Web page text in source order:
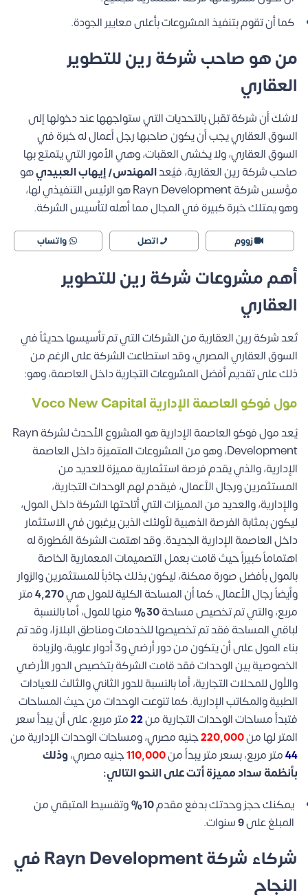
كما أن تقوم بتنفيذ المشروعات بأعلى معايير الجودة.
من هو صاحب شركة رين للتطوير
العقاري
لاشك أن شركة تقبل بالتحديات التي ستواجهها عند دخولها إلى
السوق العقاري يجب أن يكون صاحبها رجل أعمال له خبرة في
السوق العقاري، ولا يخشى العقبات، وهي الأمور التي يتمتع بها
صاحب شركة رين العقارية، فيُعدالمهندس/ إيهاب العبيديهو
مؤسس شركة Rayn Development هو الرئيس التنفيذي لها،
وهو يمتلك خبرة كبيرة في المجال مما أهله لتأسيس الشركة.
زووم اتصل واتساب
أهم مشروعات شركة رين للتطوير
العقاري
تُعد شركة رين العقارية من الشركات التي تم تأسيسها حديثاً في
السوق العقاري المصري، وقد استطاعت الشركة على الرغم من
ذلك على تقديم أفضل المشروعات التجارية داخل العاصمة، وهو:
مول فوكو العاصمة الإدارية
يُعد مول فوكو العاصمة الإدارية هو المشروع الأحدث لشركة Rayn
Development، وهو من المشروعات المتميزة داخل العاصمة
الإدارية، والذي يقدم فرصة استثمارية مميزة للعديد من
المستثمرين ورجال الأعمال، فيقدم لهم الوحدات التجارية،
والإدارية، والعديد من المميزات التي أتاحتها الشركة داخل المول،
ليكون بمثابة الفرصة الذهبية لأولئك الذين يرغبون في الاستثمار
داخل العاصمة الإدارية الجديدة.وقد اهتمت الشركة المُطورة له
اهتماماً كبيراً حيث قامت بعمل التصميمات المعمارية الخاصة
بالمول بأفضل صورة ممكنة، ليكون بذلك جاذباً للمستثمرين والزوار
وأيضاً رجال الأعمال، كما أن المساحة الكلية للمول هي4,270متر
مربع، والتي تم تخصيص مساحة
منها للمول، أما بالنسبة
لباقي المساحة فقد تم تخصيصها للخدمات ومناطق البلازا، وقد تم
بناء المول على أن يتكون من دور أرضي و3 أدوار علوية، ولزيادة
الخصوصية بين الوحدات فقد قامت الشركة بتخصيص الدور الأرضي
والأول للمحلات التجارية، أما بالنسبة للدور الثاني والثالث للعيادات
الطبية والمكاتب الإدارية.كما تنوعت الوحدات من حيث المساحات
فتبدأ مساحات الوحدات التجارية من22متر مربع، على أن يبدأ سعر
المتر لها من
جنيه مصري، ومساحات الوحدات الإدارية من
44متر مربع، بسعر متر يبدأ من110,000جنيه مصري،وذلك
بأنظمة سداد مميزة أتت على النحو التالي:
يمكنك حجز وحدتك بدفع مقدم10%
وتقسيط المتبقي من
المبلغ على9سنوات.
شركاء شركة Rayn Development في
النجاح